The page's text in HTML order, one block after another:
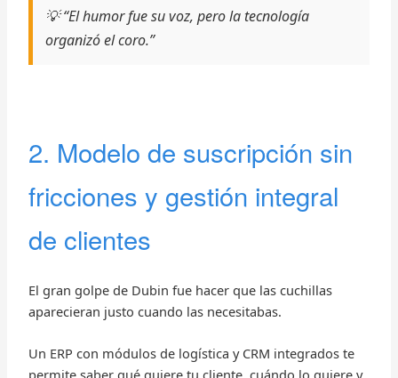
💡 “El humor fue su voz, pero la tecnología
organizó el coro.”
2. Modelo de suscripción sin
fricciones y gestión integral
de clientes
El gran golpe de Dubin fue hacer que las cuchillas
aparecieran justo cuando las necesitabas.
Un ERP con módulos de logística y CRM integrados te
permite saber qué quiere tu cliente, cuándo lo quiere y